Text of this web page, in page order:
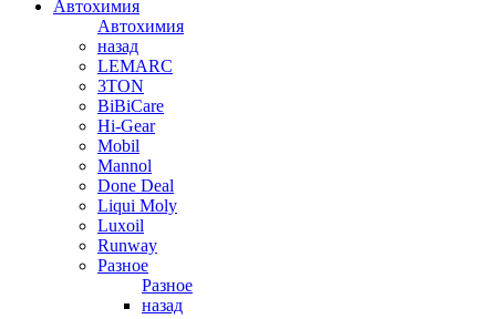
Автохимия
Автохимия
назад
LEMARC
3TON
BiBiCare
Hi-Gear
Mobil
Mannol
Done Deal
Liqui Moly
Luxoil
Runway
Разное
Разное
назад